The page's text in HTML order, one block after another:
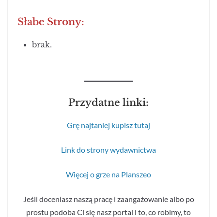
Słabe Strony:
brak.
Przydatne linki:
Grę najtaniej kupisz tutaj
Link do strony wydawnictwa
Więcej o grze na Planszeo
Jeśli doceniasz naszą pracę i zaangażowanie albo po
prostu podoba Ci się nasz portal i to, co robimy, to